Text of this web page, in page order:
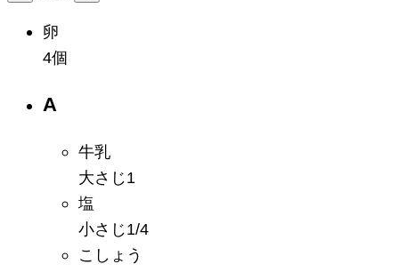
卵
4個
A
牛乳
大さじ1
塩
小さじ1/4
こしょう